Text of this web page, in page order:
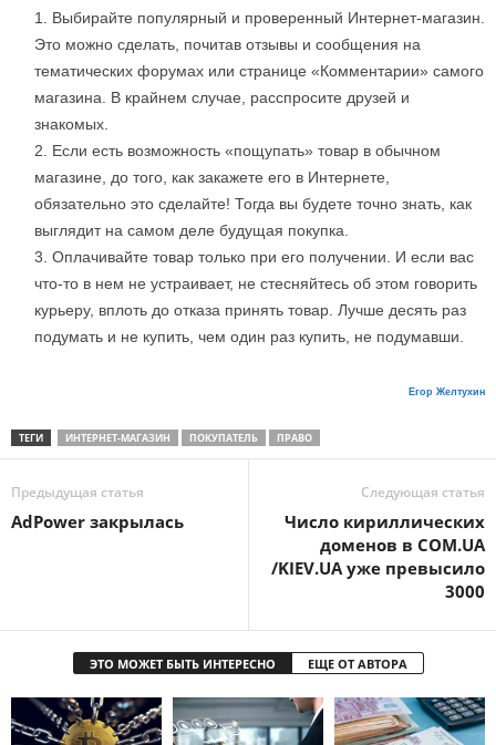
Выбирайте популярный и проверенный Интернет-магазин.
Это можно сделать, почитав отзывы и сообщения на
тематических форумах или странице «Комментарии» самого
магазина. В крайнем случае, расспросите друзей и
знакомых.
Если есть возможность «пощупать» товар в обычном
магазине, до того, как закажете его в Интернете,
обязательно это сделайте! Тогда вы будете точно знать, как
выглядит на самом деле будущая покупка.
Оплачивайте товар только при его получении. И если вас
что-то в нем не устраивает, не стесняйтесь об этом говорить
курьеру, вплоть до отказа принять товар. Лучше десять раз
подумать и не купить, чем один раз купить, не подумавши.
Егор Желтухин
ТЕГИ ИНТЕРНЕТ-МАГАЗИН ПОКУПАТЕЛЬ ПРАВО
Предыдущая статья
AdPower закрылась
Следующая статья
Число кириллических
доменов в COM.UA
/KIEV.UA уже превысило
3000
ЭТО МОЖЕТ БЫТЬ ИНТЕРЕСНО ЕЩЕ ОТ АВТОРА